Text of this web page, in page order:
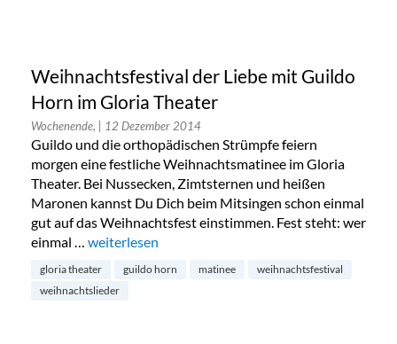
Weihnachtsfestival der Liebe mit Guildo
Horn im Gloria Theater
Wochenende, | 12 Dezember 2014
Guildo und die orthopädischen Strümpfe feiern
morgen eine festliche Weihnachtsmatinee im Gloria
Theater. Bei Nussecken, Zimtsternen und heißen
Maronen kannst Du Dich beim Mitsingen schon einmal
gut auf das Weihnachtsfest einstimmen. Fest steht: wer
einmal … „Weihnachtsfestival der Liebe mit Guildo Horn im
weiterlesen
gloria theater guildo horn matinee
weihnachtsfestival
weihnachtslieder